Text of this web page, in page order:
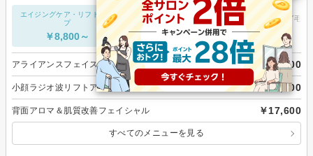
エイジングケア・リフトアッ
プ
￥8,800～
フェイシャルエステ
￥8,800～
脱毛・ムダ毛処
-
アライアンスフェイスエンダモロジー ￥8,800
小顔ラジオ波リフトアップフェイシャル ￥11,000
背面アロマ＆肌質改善フェイシャル ￥17,600
すべてのメニューを見る